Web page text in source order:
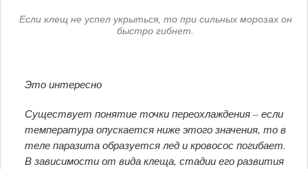
Если клещ не успел укрыться, то при сильных морозах он
быстро гибнет.
Это интересно
Существует понятие точки переохлаждения – если
температура опускается ниже этого значения, то в
теле паразита образуется лед и кровосос погибает.
В зависимости от вида клеща, стадии его развития